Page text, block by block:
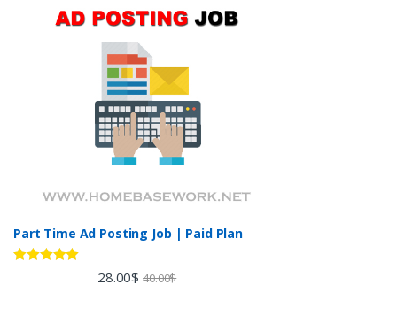
Part Time Ad Posting Job | Paid Plan
28.00$ 40.00$